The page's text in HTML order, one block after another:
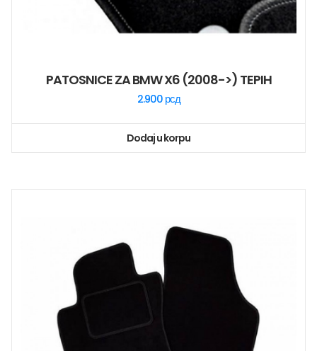
PATOSNICE ZA BMW X6 (2008->) TEPIH
2.900 рсд
Dodaj u korpu